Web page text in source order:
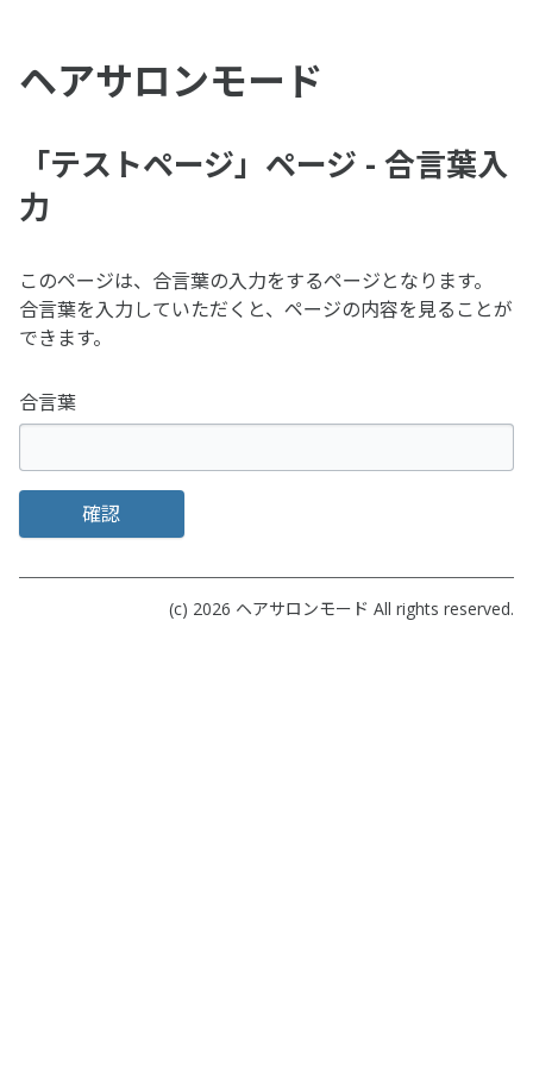
ヘアサロンモード
「テストページ」ページ - 合言葉入
力
このページは、合言葉の入力をするページとなります。
合言葉を入力していただくと、ページの内容を見ることが
できます。
合言葉
確認
(c) 2026 ヘアサロンモード All rights reserved.